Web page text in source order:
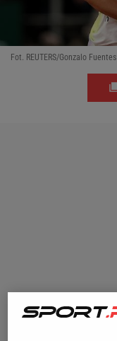
Fot. REUTERS/Gonzalo Fuentes